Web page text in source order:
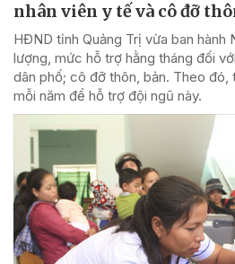
nhân viên y tế và cô đỡ
HĐND tỉnh Quảng Trị vừa ban hành
lượng, mức hỗ trợ hằng tháng đối
dân phố; cô đỡ thôn, bản. Theo đó,
mỗi năm để hỗ trợ đội ngũ này.